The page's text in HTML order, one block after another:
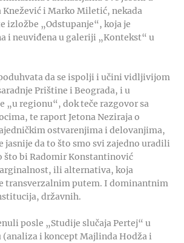
Knežević i Marko Miletić, nekada
izložbe „Odstupanje“, koja je
i neuviđena u galeriji „Kontekst“ u
da se ispolji i učini vidljivijom
Prištine i Beograda, i u
„u regionu“, dok teče razgovor sa
te raport Jetona Neziraja o
ostvarenjima i delovanjima,
jasnije da to što smo svi zajedno uradili
što bi Radomir Konstantinović
ili alternativa, koja
transverzalnim putem. I dominantnim
državnih.
posle „Studije slučaja Pertej“ u
(analiza i koncept Majlinda Hodža i